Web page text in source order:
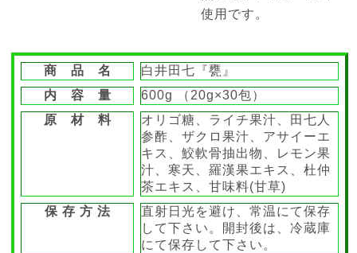
使用です。
商 品 名
白井田七『甕』
内 容 量
600g （20g×30包）
原 材 料
オリゴ糖、ライチ果汁、田七人
参酢、ザクロ果汁、アサイーエ
キス、鮫軟骨抽出物、レモン果
汁、寒天、羅漢果エキス、杜仲
茶エキス、甘味料(甘草)
保 存 方 法
直射日光を避け、常温にて保存
して下さい。開封後は、冷蔵庫
にて保存して下さい。